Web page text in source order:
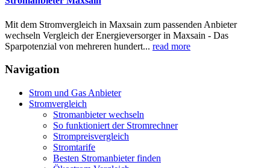
Mit dem Stromvergleich in Maxsain zum passenden Anbieter
wechseln Vergleich der Energieversorger in Maxsain - Das
Sparpotenzial von mehreren hundert... read more
Navigation
Strom und Gas Anbieter
Stromvergleich
Stromanbieter wechseln
So funktioniert der Stromrechner
Strompreisvergleich
Stromtarife
Besten Stromanbieter finden